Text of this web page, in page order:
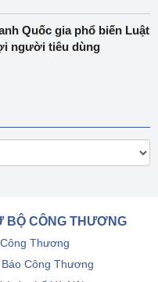
Quốc gia phổ biến Luật
người tiêu dùng
BỘ CÔNG THƯƠNG
Thương
Công Thương